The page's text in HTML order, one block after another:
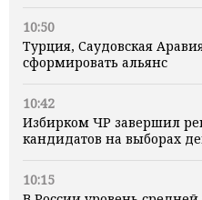
10:50
Турция, Саудовская
сформировать альянс
10:42
Избирком ЧР завершил
кандидатов на выборах
10:15